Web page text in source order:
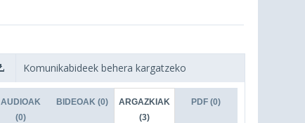
Komunikabideek behera kargatzeko
AUDIOAK
(0)
BIDEOAK (0)
ARGAZKIAK
(3)
PDF (0)